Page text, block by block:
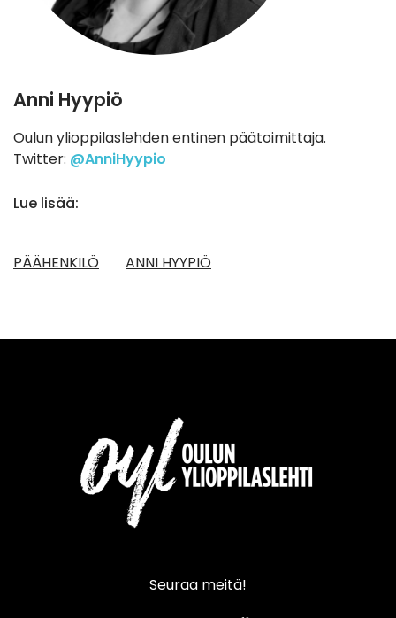
Anni Hyypiö
Oulun ylioppilaslehden entinen päätoimittaja.
Twitter: @AnniHyypio
Lue lisää:
PÄÄHENKILÖ ANNI HYYPIÖ
Seuraa meitä!